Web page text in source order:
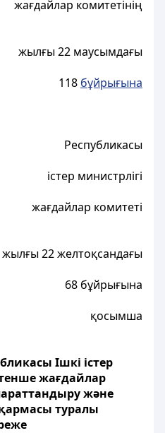
жағдайлар комитетінің
жылғы 22 маусымдағы
118 бұйрығына
Республикасы
істер министрлігі
жағдайлар комитеті
жылғы 22 желтоқсандағы
68 бұйрығына
қосымша
Ішкі істер
жағдайлар
және
туралы